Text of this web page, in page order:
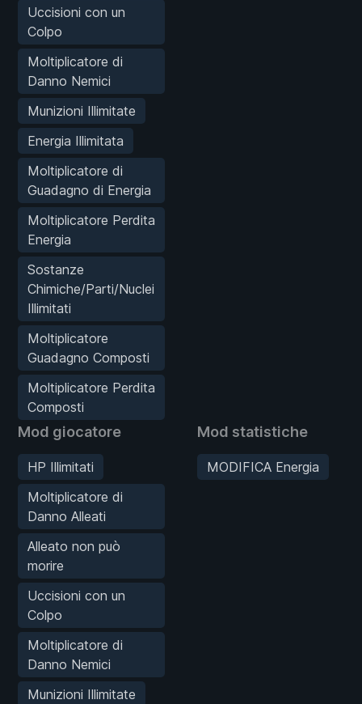
Uccisioni con un
Colpo
Moltiplicatore di
Danno Nemici
Munizioni Illimitate
Energia Illimitata
Moltiplicatore di
Guadagno di Energia
Moltiplicatore Perdita
Energia
Sostanze
Chimiche/Parti/Nuclei
Illimitati
Moltiplicatore
Guadagno Composti
Moltiplicatore Perdita
Composti
Mod giocatore
HP Illimitati
Moltiplicatore di
Danno Alleati
Alleato non può
morire
Uccisioni con un
Colpo
Moltiplicatore di
Danno Nemici
Munizioni Illimitate
Mod statistiche
MODIFICA Energia